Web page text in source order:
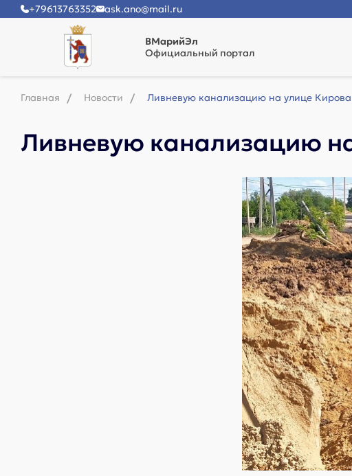
+79613763352 ask.ano@mail.ru
ВМарийЭл
Официальный портал
Главная Новости Ливневую канализацию на улице
Ливневую канализацию